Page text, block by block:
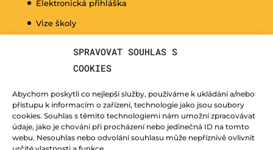
SPRAVOVAT SOUHLAS S
COOKIES
Abychom poskytli co nejlepší služby, používáme k ukládání a/nebo
přístupu k informacím o zařízení, technologie jako jsou soubory
cookies. Souhlas s těmito technologiemi nám umožní zpracovávat
údaje, jako je chování při procházení nebo jedinečná ID na tomto
webu. Nesouhlas nebo odvolání souhlasu může nepříznivě ovlivnit
Elektronická přihláška
Vize školy
Kurzy pro veřejnost
Fotogalerie
Učitelé